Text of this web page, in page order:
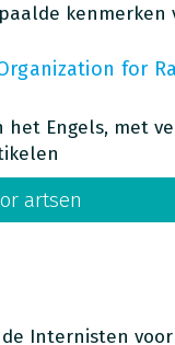
kenmerken
for
het Engels, met
artsen
Internisten voor